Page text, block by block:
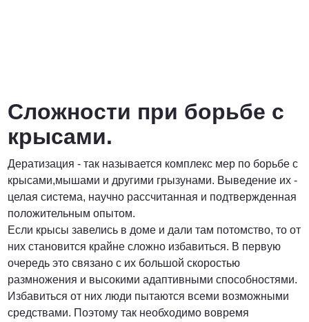
Сложности при борьбе с
крысами.
Дератизация - так называется комплекс мер по борьбе с
крысами,мышами и другими грызунами. Выведение их -
целая система, научно рассчитанная и подтвержденная
положительным опытом.
Если крысы завелись в доме и дали там потомство, то от
них становится крайне сложно избавиться. В первую
очередь это связано с их большой скоростью
размножения и высокими адаптивными способностями.
Избавиться от них люди пытаются всеми возможными
средствами. Поэтому так необходимо вовремя